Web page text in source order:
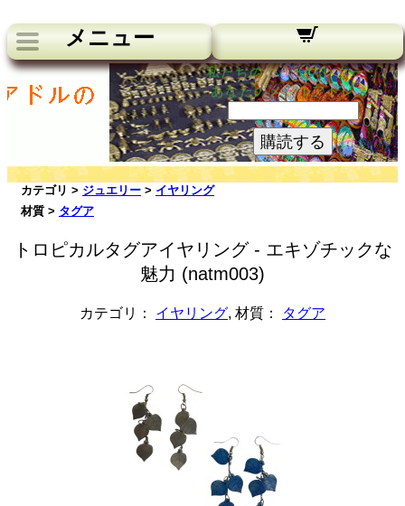
メニュー
私たちのニュースレター：
あなたのメールアドレス:
購読する
カテゴリ > ジュエリー > イヤリング
材質 > タグア
トロピカルタグアイヤリング - エキゾチックな
魅力 (natm003)
カテゴリ： イヤリング, 材質： タグア